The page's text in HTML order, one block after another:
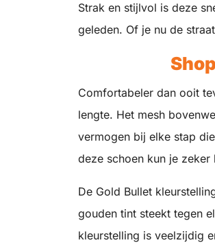
Strak en stijlvol is deze
geleden. Of je nu de
Comfortabeler dan ooit
lengte. Het mesh
vermogen bij elke stap
deze schoen kun je
De Gold Bullet
gouden tint steekt tegen
kleurstelling is veelzijdig